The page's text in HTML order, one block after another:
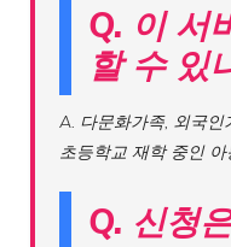
Q. 이 서
할 수 있
A. 다문화가족, 외국
초등학교 재학 중인
Q. 신청